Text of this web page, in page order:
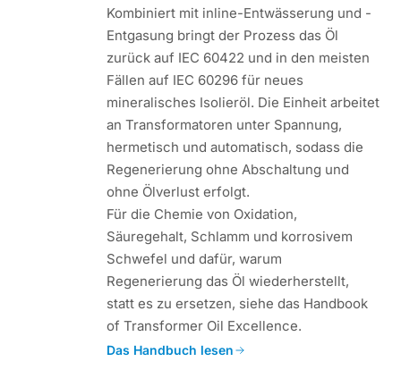
Kombiniert mit inline-Entwässerung und -
Entgasung bringt der Prozess das Öl
zurück auf IEC 60422 und in den meisten
Fällen auf IEC 60296 für neues
mineralisches Isolieröl. Die Einheit arbeitet
an Transformatoren unter Spannung,
hermetisch und automatisch, sodass die
Regenerierung ohne Abschaltung und
ohne Ölverlust erfolgt.
Für die Chemie von Oxidation,
Säuregehalt, Schlamm und korrosivem
Schwefel und dafür, warum
Regenerierung das Öl wiederherstellt,
statt es zu ersetzen, siehe das Handbook
of Transformer Oil Excellence.
Das Handbuch lesen